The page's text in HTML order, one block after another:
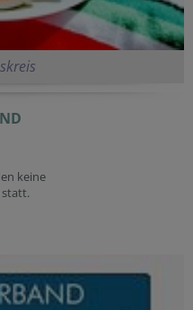
keine